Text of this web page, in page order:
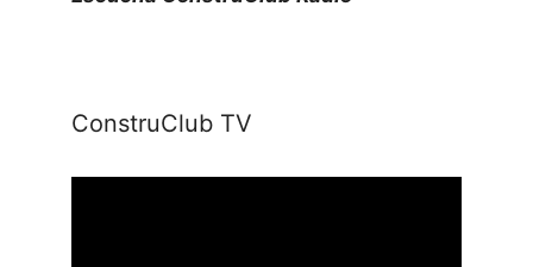
ConstruClub TV